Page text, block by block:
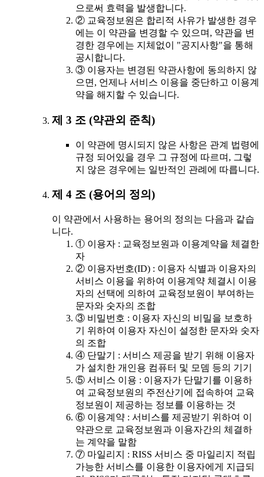
으로써 효력을 발생합니다.
② 교육정보원은 합리적 사유가 발생한 경우
에는 이 약관을 변경할 수 있으며, 약관을 변
경한 경우에는 지체없이 "공지사항"을 통해
공시합니다.
③ 이용자는 변경된 약관사항에 동의하지 않
으면, 언제나 서비스 이용을 중단하고 이용계
약을 해지할 수 있습니다.
제 3 조 (약관외 준칙)
이 약관에 명시되지 않은 사항은 관계 법령에
규정 되어있을 경우 그 규정에 따르며, 그렇
지 않은 경우에는 일반적인 관례에 따릅니다.
제 4 조 (용어의 정의)
이 약관에서 사용하는 용어의 정의는 다음과 같습
니다.
① 이용자 : 교육정보원과 이용계약을 체결한
자
② 이용자번호(ID) : 이용자 식별과 이용자의
서비스 이용을 위하여 이용계약 체결시 이용
자의 선택에 의하여 교육정보원이 부여하는
문자와 숫자의 조합
③ 비밀번호 : 이용자 자신의 비밀을 보호하
기 위하여 이용자 자신이 설정한 문자와 숫자
의 조합
④ 단말기 : 서비스 제공을 받기 위해 이용자
가 설치한 개인용 컴퓨터 및 모뎀 등의 기기
⑤ 서비스 이용 : 이용자가 단말기를 이용하
여 교육정보원의 주전산기에 접속하여 교육
정보원이 제공하는 정보를 이용하는 것
⑥ 이용계약 : 서비스를 제공받기 위하여 이
약관으로 교육정보원과 이용자간의 체결하
는 계약을 말함
⑦ 마일리지 : RISS 서비스 중 마일리지 적립
가능한 서비스를 이용한 이용자에게 지급되